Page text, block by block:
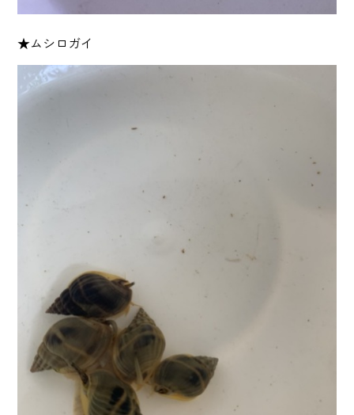
★ムシロガイ